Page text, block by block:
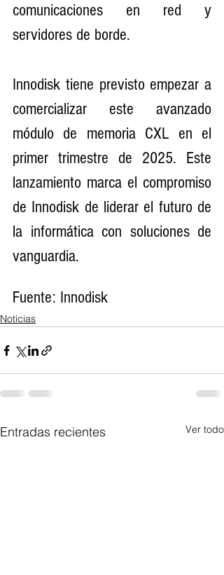
comunicaciones en red y
servidores de borde.
Innodisk tiene previsto empezar a
comercializar este avanzado
módulo de memoria CXL en el
primer trimestre de 2025. Este
lanzamiento marca el compromiso
de Innodisk de liderar el futuro de
la informática con soluciones de
vanguardia.
Fuente: Innodisk
Noticias
Entradas recientes Ver todo